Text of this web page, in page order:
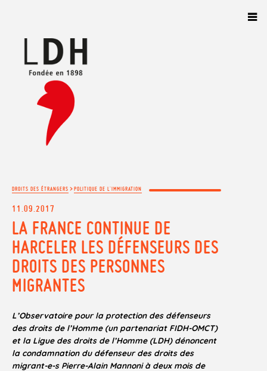
DROITS DES ÉTRANGERS >POLITIQUE DE L'IMMIGRATION
11.09.2017
LA FRANCE CONTINUE DE
HARCELER LES DÉFENSEURS DES
DROITS DES PERSONNES
MIGRANTES
L’Observatoire pour la protection des défenseurs
des droits de l’Homme (un partenariat FIDH-OMCT)
et la Ligue des droits de l’Homme (LDH) dénoncent
la condamnation du défenseur des droits des
migrant-e-s Pierre-Alain Mannoni à deux mois de